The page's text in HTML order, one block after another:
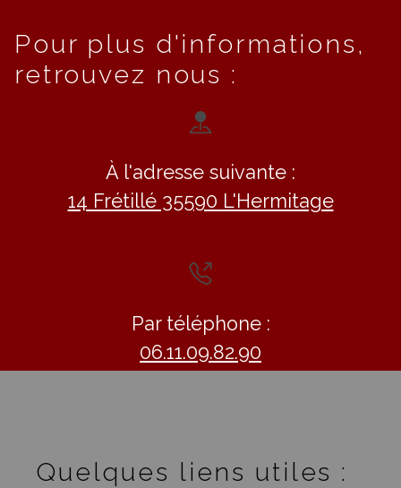
Pour plus d'informations,
retrouvez nous :
À l'adresse suivante :
14 Frétillé 35590 L'Hermitage
Par téléphone :
06.11.09.82.90
Quelques liens utiles :